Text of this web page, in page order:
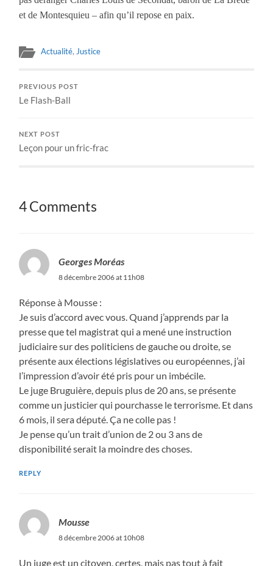
et de Montesquieu – afin qu’il repose en paix.
Actualité, Justice
PREVIOUS POST
Le Flash-Ball
NEXT POST
Leçon pour un fric-frac
4 Comments
Georges Moréas
8 décembre 2006 at 11h08
Réponse à Mousse :
Je suis d’accord avec vous. Quand j’apprends par la
presse que tel magistrat qui a mené une instruction
judiciaire sur des politiciens de gauche ou droite, se
présente aux élections législatives ou européennes, j’ai
l’impression d’avoir été pris pour un imbécile.
Le juge Bruguière, depuis plus de 20 ans, se présente
comme un justicier qui pourchasse le terrorisme. Et dans
6 mois, il sera député. Ça ne colle pas !
Je pense qu’un trait d’union de 2 ou 3 ans de
disponibilité serait la moindre des choses.
REPLY
Mousse
8 décembre 2006 at 10h08
Un juge est un citoyen, certes, mais pas tout à fait